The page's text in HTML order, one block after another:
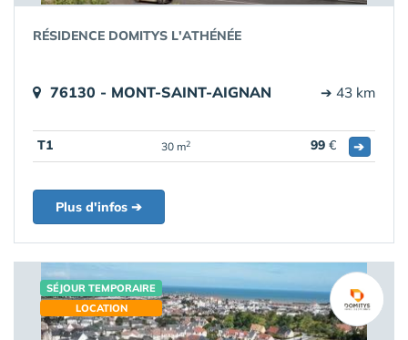
RÉSIDENCE DOMITYS L'ATHÉNÉE
76130 - MONT-SAINT-AIGNAN ➔ 43 km
T1 30 m2 99 € ➔
Plus d'infos ➔
SÉJOUR TEMPORAIRE
LOCATION